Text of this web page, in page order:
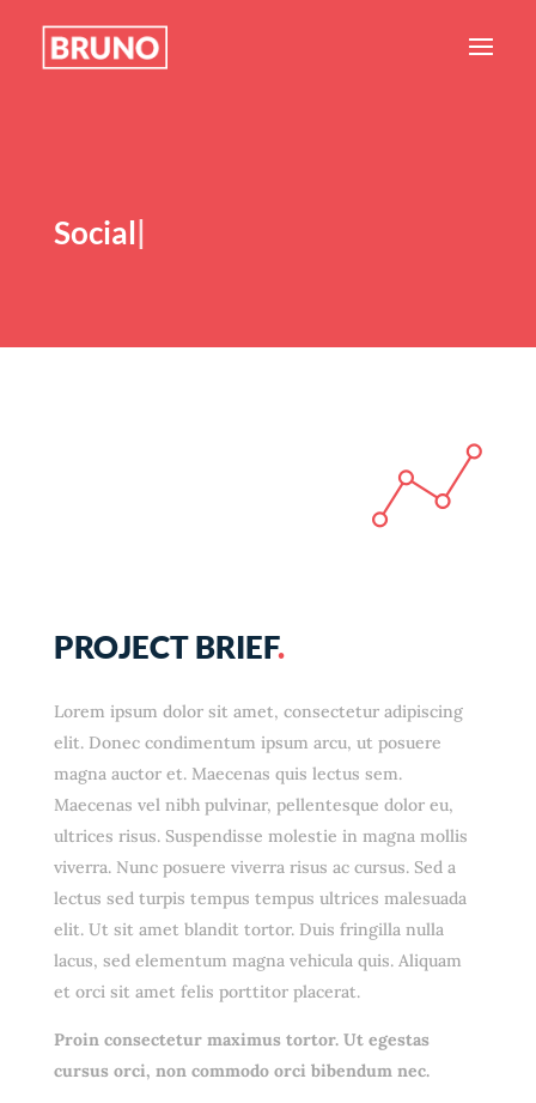
Social Med
PROJECT BRIEF.
Lorem ipsum dolor sit amet, consectetur adipiscing
elit. Donec condimentum ipsum arcu, ut posuere
magna auctor et. Maecenas quis lectus sem.
Maecenas vel nibh pulvinar, pellentesque dolor eu,
ultrices risus. Suspendisse molestie in magna mollis
viverra. Nunc posuere viverra risus ac cursus. Sed a
lectus sed turpis tempus tempus ultrices malesuada
elit. Ut sit amet blandit tortor. Duis fringilla nulla
lacus, sed elementum magna vehicula quis. Aliquam
et orci sit amet felis porttitor placerat.
Proin consectetur maximus tortor. Ut egestas
cursus orci, non commodo orci bibendum nec.